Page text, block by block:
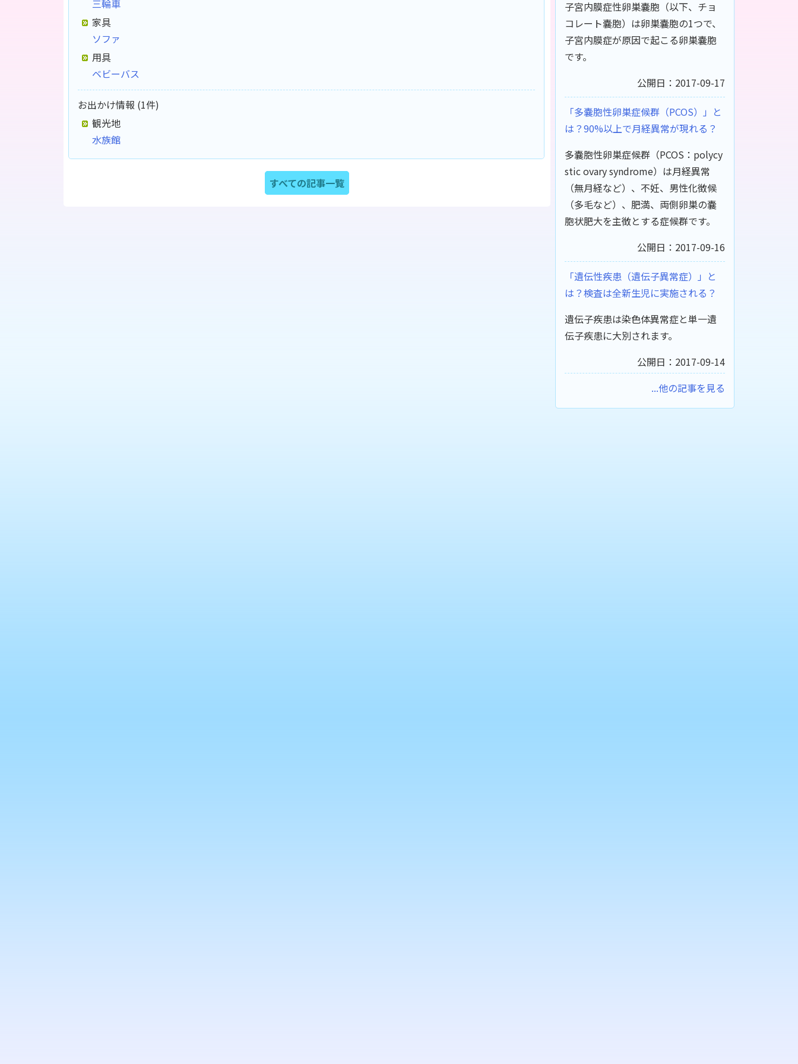
三輪車
家具
ソファ
用具
ベビーバス
お出かけ情報 (1件)
観光地
水族館
すべての記事一覧
子宮内膜症性卵巣嚢胞（以下、チョ
コレート嚢胞）は卵巣嚢胞の1つで、
子宮内膜症が原因で起こる卵巣嚢胞
です。
公開日：2017-09-17
「多嚢胞性卵巣症候群（PCOS）」と
は？90%以上で月経異常が現れる？
多嚢胞性卵巣症候群（PCOS：polycy
stic ovary syndrome）は月経異常
（無月経など）、不妊、男性化徴候
（多毛など）、肥満、両側卵巣の嚢
胞状肥大を主徴とする症候群です。
公開日：2017-09-16
「遺伝性疾患（遺伝子異常症）」と
は？検査は全新生児に実施される？
遺伝子疾患は染色体異常症と単一遺
伝子疾患に大別されます。
公開日：2017-09-14
...他の記事を見る